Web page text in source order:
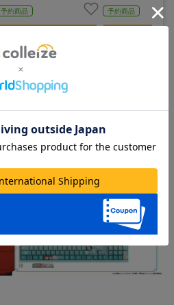
予約商品 予約商品